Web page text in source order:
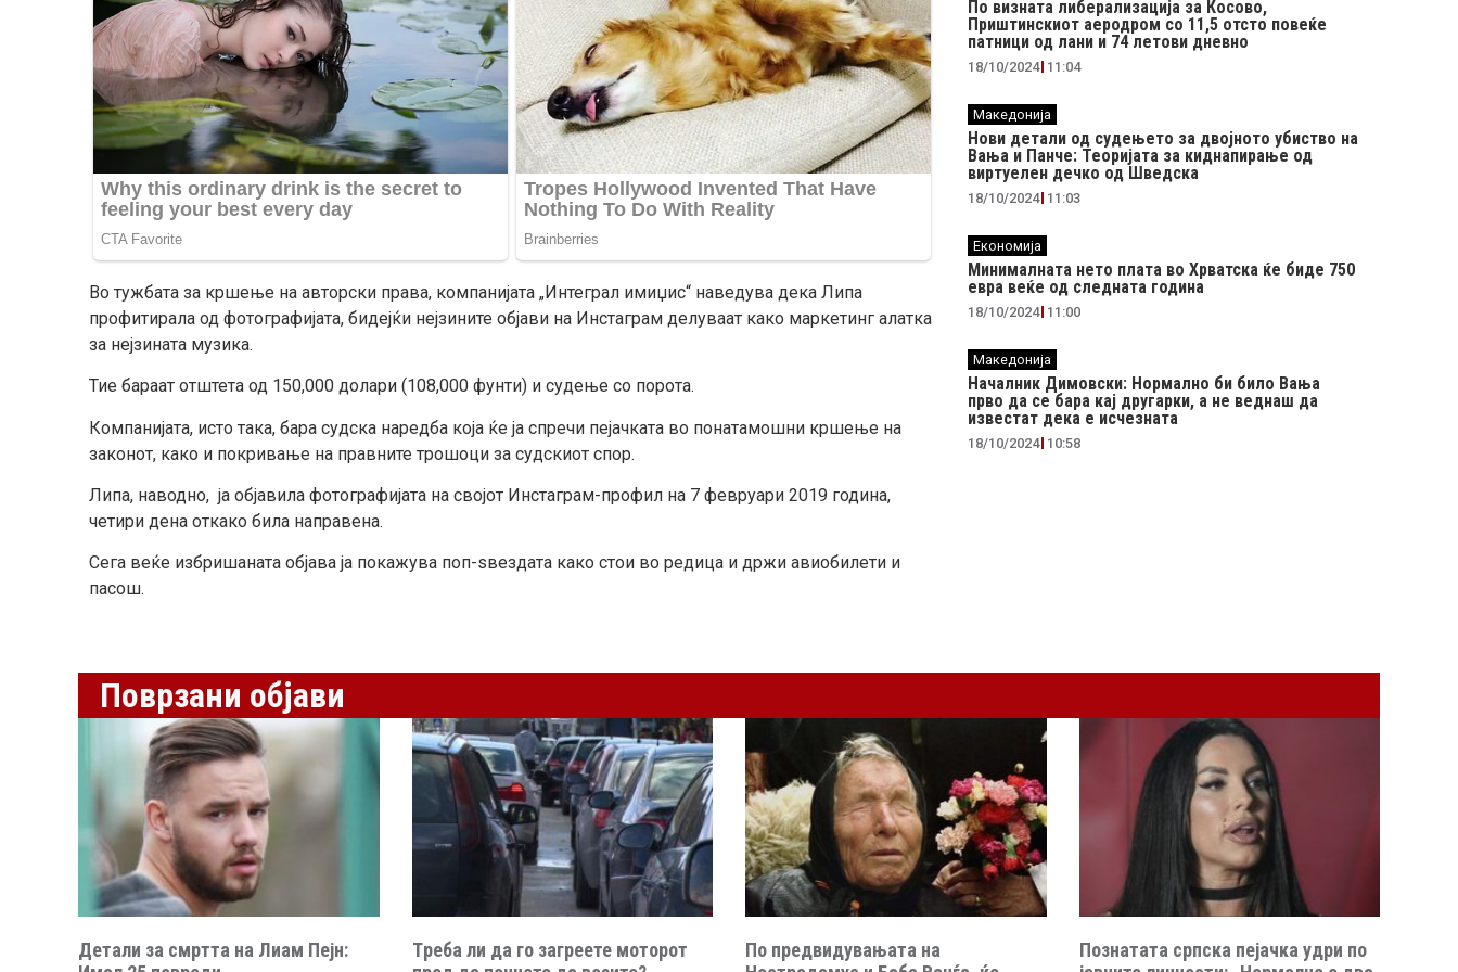
Во тужбата за кршење на авторски права, компанијата „Интеграл имиџис“ наведува дека Липа
профитирала од фотографијата, бидејќи нејзините објави на Инстаграм делуваат како маркетинг алатка
за нејзината музика.
Тие бараат отштета од 150,000 долари (108,000 фунти) и судење со порота.
Компанијата, исто така, бара судска наредба која ќе ја спречи пејачката во понатамошни кршење на
законот, како и покривање на правните трошоци за судскиот спор.
Липа, наводно, ја објавила фотографијата на својот Инстаграм-профил на 7 февруари 2019 година,
четири дена откако била направена.
Сега веќе избришаната објава ја покажува поп-ѕвездата како стои во редица и држи авиобилети и
пасош.
По визната либерализација за Косово,
Приштинскиот аеродром со 11,5 отсто повеќе
патници од лани и 74 летови дневно
18/10/2024 11:04
Македонија
Нови детали од судењето за двојното убиство на
Вања и Панче: Теоријата за киднапирање од
виртуелен дечко од Шведска
18/10/2024 11:03
Економија
Минималната нето плата во Хрватска ќе биде 750
евра веќе од следната година
18/10/2024 11:00
Македонија
Началник Димовски: Нормално би било Вања
прво да се бара кај другарки, а не веднаш да
известат дека е исчезната
18/10/2024 10:58
Поврзани објави
Детали за смртта на Лиам Пејн:
Tреба ли да го загреете моторот
По предвидувањата на
Познатата српска пејачка удри по